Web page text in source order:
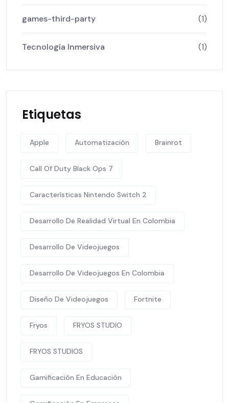
games-third-party (1)
Tecnología Inmersiva (1)
Etiquetas
Apple Automatización Brainrot
Call Of Duty Black Ops 7
Características Nintendo Switch 2
Desarrollo De Realidad Virtual En Colombia
Desarrollo De Videojuegos
Desarrollo De Videojuegos En Colombia
Diseño De Videojuegos Fortnite
Fryos FRYOS STUDIO
FRYOS STUDIOS
Gamificación En Educación